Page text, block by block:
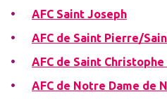
AFC Saint Joseph
AFC de Saint Pierre/
AFC de Saint
AFC de Notre Dame de